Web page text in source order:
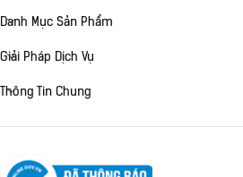
Danh Mục Sản Phẩm
Giải Pháp Dịch Vụ
Thông Tin Chung